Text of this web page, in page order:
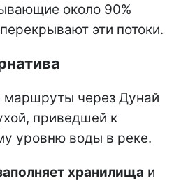
около 90%
эти потоки.
маршруты через Дунай
приведшей к
уровню воды в реке.
хранилища и